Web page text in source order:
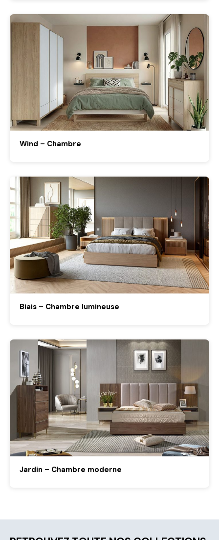
Wind – Chambre
Biais – Chambre lumineuse
Jardin – Chambre moderne